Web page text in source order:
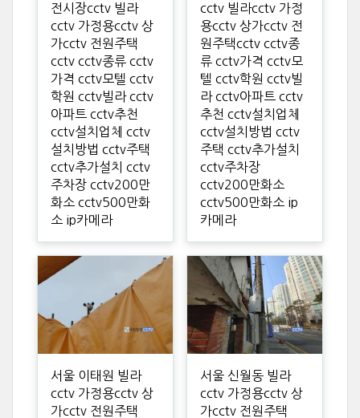
전시장cctv 빌라
cctv 가정용cctv 상
가cctv 전원주택
cctv cctv종류 cctv
가격 cctv모텔 cctv
학원 cctv빌라 cctv
아파트 cctv추천
cctv설치업체 cctv
설치방법 cctv주택
cctv추가설치 cctv
주차장 cctv200만
화소 cctv500만화
소 ip카메라
cctv 빌라cctv 가정
용cctv 상가cctv 전
원주택cctv cctv종
류 cctv가격 cctv모
텔 cctv학원 cctv빌
라 cctv아파트 cctv
추천 cctv설치업체
cctv설치방법 cctv
주택 cctv추가설치
cctv주차장
cctv200만화소
cctv500만화소 ip
카메라
서울 이태원 빌라
cctv 가정용cctv 상
가cctv 전원주택
서울 신월동 빌라
cctv 가정용cctv 상
가cctv 전원주택